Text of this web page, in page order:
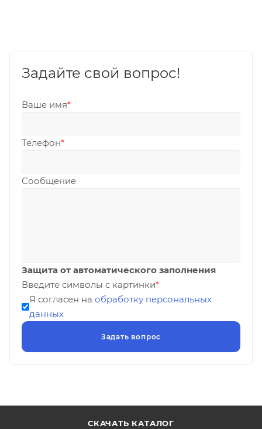
Задайте свой вопрос!
Ваше имя*
Телефон*
Сообщение
Защита от автоматического заполнения
Введите символы с картинки*
Я согласен на обработку персональных
данных
СКАЧАТЬ КАТАЛОГ